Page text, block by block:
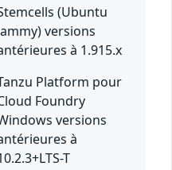
(Ubuntu
versions
à 1.915.x
Platform pour
Foundry
versions
à
T